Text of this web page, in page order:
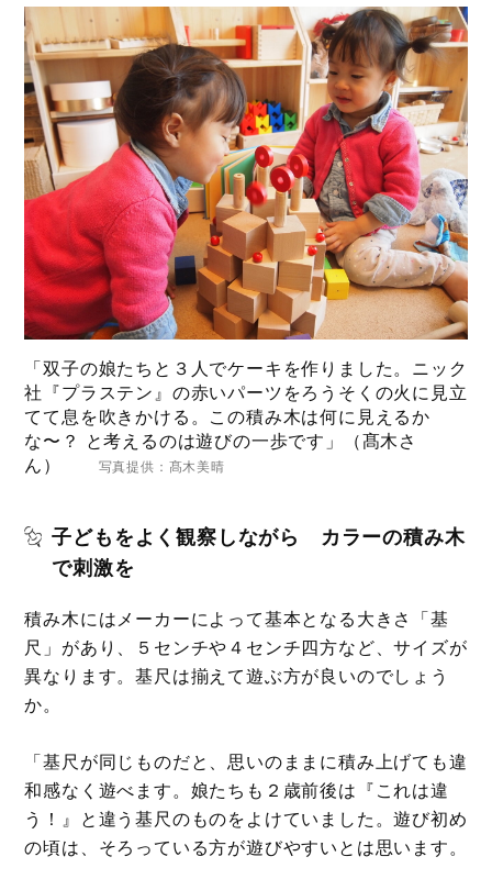
「双子の娘たちと３人でケーキを作りました。ニック
社『プラステン』の赤いパーツをろうそくの火に見立
てて息を吹きかける。この積み木は何に見えるか
な〜？ と考えるのは遊びの一歩です」（髙木さ
ん）
写真提供：髙木美晴
子どもをよく観察しながら カラーの積み木
で刺激を
積み木にはメーカーによって基本となる大きさ「基
尺」があり、５センチや４センチ四方など、サイズが
異なります。基尺は揃えて遊ぶ方が良いのでしょう
か。
「基尺が同じものだと、思いのままに積み上げても違
和感なく遊べます。娘たちも２歳前後は『これは違
う！』と違う基尺のものをよけていました。遊び初め
の頃は、そろっている方が遊びやすいとは思います。